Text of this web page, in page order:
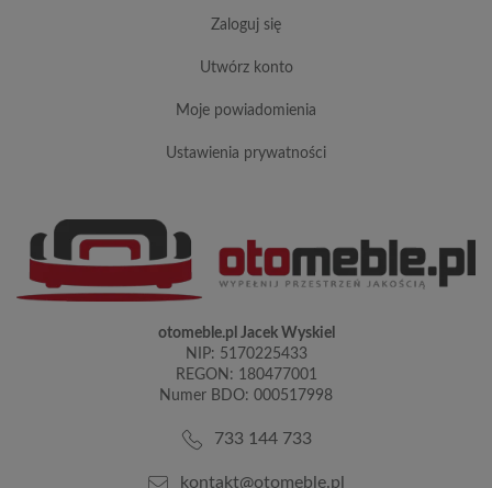
zaloguj się
utwórz konto
moje powiadomienia
ustawienia prywatności
otomeble.pl Jacek Wyskiel
NIP: 5170225433
REGON: 180477001
Numer BDO: 000517998
733 144 733
kontakt@otomeble.pl